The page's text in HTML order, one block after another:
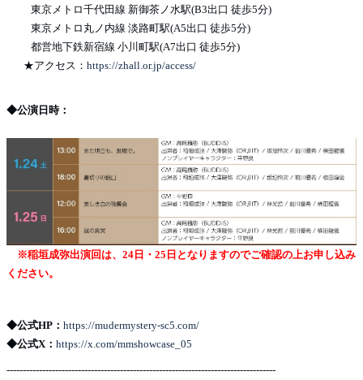
東京メトロ千代田線 新御茶ノ水駅(B3出口 徒歩5分)
東京メトロ丸ノ内線 淡路町駅(A5出口 徒歩5分)
都営地下鉄新宿線 小川町駅(A7出口 徒歩5分)
★アクセス： https://zhall.or.jp/access/
◆公演日時：
※稲垣成弥出演回は、24日・25日となりますのでご確認の上お申し込み
ください。
◆公式HP： https://mudermystery-sc5.com/
◆公式X： https://x.com/mmshowcase_05
-----------------------------------------------------------------------------------